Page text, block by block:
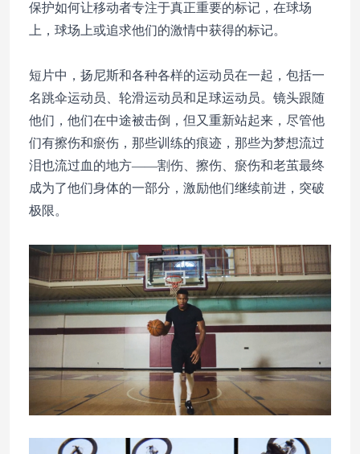
保护如何让移动者专注于真正重要的标记，在球场
上，球场上或追求他们的激情中获得的标记。
短片中，扬尼斯和各种各样的运动员在一起，包括一
名跳伞运动员、轮滑运动员和足球运动员。镜头跟随
他们，他们在中途被击倒，但又重新站起来，尽管他
们有擦伤和瘀伤，那些训练的痕迹，那些为梦想流过
泪也流过血的地方——割伤、擦伤、瘀伤和老茧最终
成为了他们身体的一部分，激励他们继续前进，突破
极限。